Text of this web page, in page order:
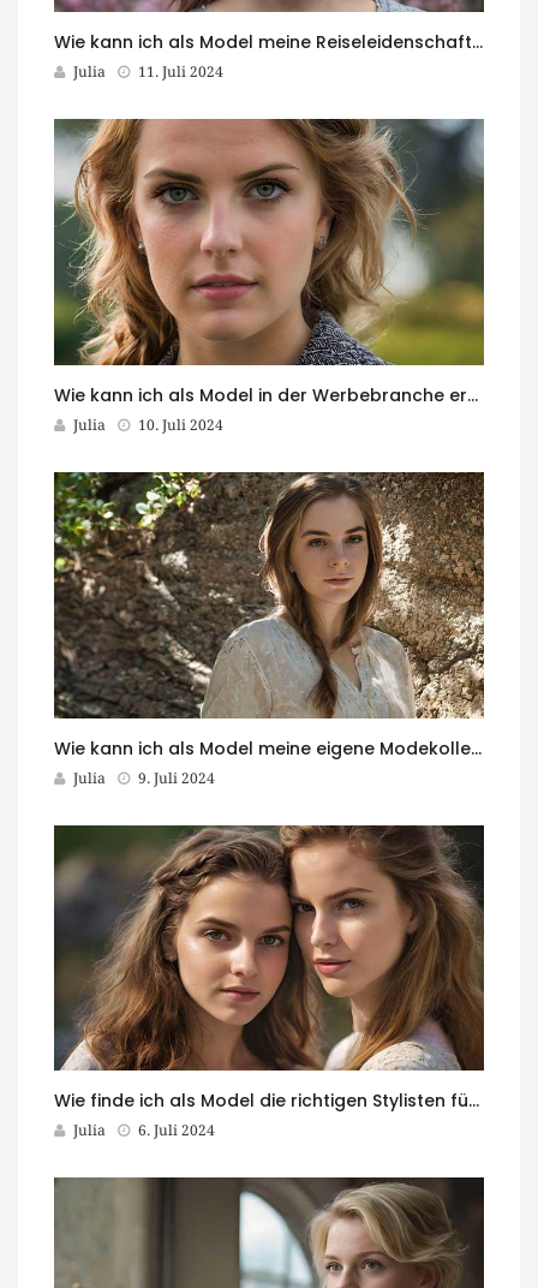
Wie kann ich als Model meine Reiseleidenschaft mit meiner Karriere verbinden?
Julia 11. Juli 2024
Wie kann ich als Model in der Werbebranche erfolgreich sein?
Julia 10. Juli 2024
Wie kann ich als Model meine eigene Modekollektion entwerfen?
Julia 9. Juli 2024
Wie finde ich als Model die richtigen Stylisten für meine Shootings?
Julia 6. Juli 2024